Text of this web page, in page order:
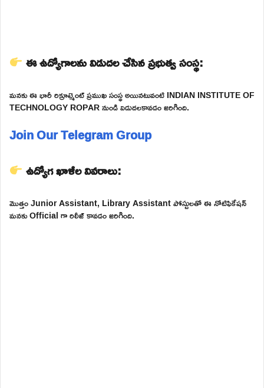
ఈ ఉద్యోగాలను విడుదల చేసిన ప్రభుత్వ సంస్థ:
మనకు ఈ భారీ రిక్రూట్మెంట్ ప్రముఖ సంస్థ అయినటువంటి INDIAN INSTITUTE OF
TECHNOLOGY ROPAR నుండి విడుదలకావడం జరిగింది.
Join Our Telegram Group
ఉద్యోగ ఖాళీల వివరాలు:
మొత్తం Junior Assistant, Library Assistant పోస్టులతో ఈ నోటిఫికేషన్
మనకు Official గా రిలీజ్ కావడం జరిగింది.